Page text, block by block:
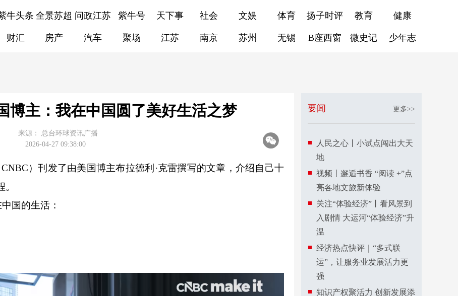
牛头条 全景苏超 问政江苏 紫牛号 天下事 社会 文娱 体育 扬子时评 教育 健康
财汇 房产 汽车 聚场 江苏 南京 苏州 无锡 B座西窗 微史记 少年志
博主：我在中国圆了美好生活之梦
来源：
总台环球资讯广播
2026-04-27 09:38:00
）刊发了由美国博主布拉德利·克雷撰写的文章，介绍自己十
国的生活：
要闻 更多>>
人民之心丨小试点闯出大天
地
视频丨邂逅书香 “阅读 +”点
亮各地文旅新体验
关注“体验经济”丨看风景到
入剧情 大运河“体验经济”升
温
经济热点快评｜“多式联
运”，让服务业发展活力更
强
知识产权聚活力 创新发展添